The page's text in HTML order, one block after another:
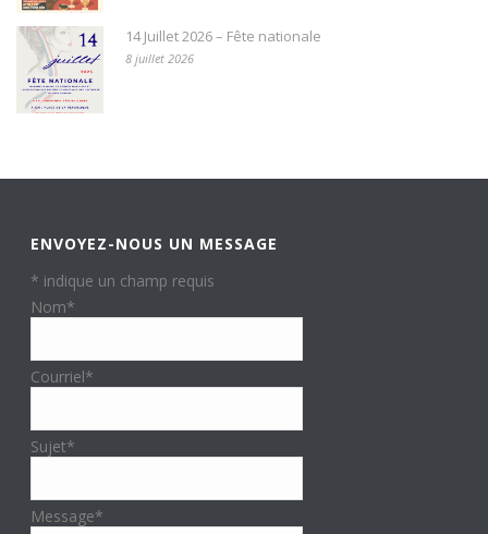
14 Juillet 2026 – Fête nationale
8 juillet 2026
ENVOYEZ-NOUS UN MESSAGE
* indique un champ requis
Nom*
Courriel*
Sujet*
Message*